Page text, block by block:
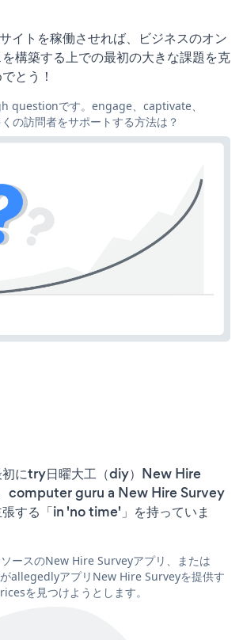
トを稼働させれば、ビジネスのオン
構築する上での最初の大きな課題を克
とう！
questionです。engage、captivate、
の訪問者をサポートする方法は？
初にtry日曜大工（diy）New Hire
computer guru a New Hire Survey
する「in 'no time'」を持っていま
ースのNew Hire Surveyアプリ、または
allegedlyアプリNew Hire Surveyを提供す
を見つけようとします。